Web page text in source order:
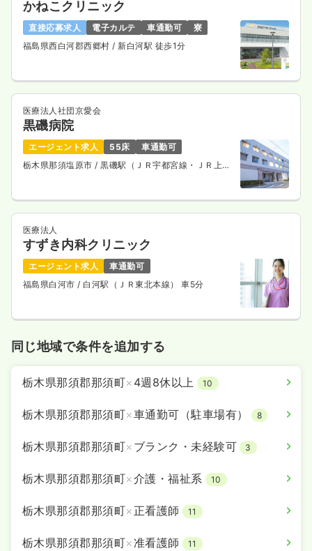
かねこクリニック
直接応募求人 電子カルテ 車通勤可
寮
福島県西白河郡西郷村 / 新白河駅 徒歩1分
医療法人社団京愛会
黒磯病院
エージェント求人 55床
車通勤可
栃木県那須塩原市 / 黒磯駅（ＪＲ宇都宮線・ＪＲ上野
医療法人
すずき内科クリニック
エージェント求人
車通勤可
福島県白河市 / 白河駅（ＪＲ東北本線） 車5分
同じ地域で条件を追加する
栃木県那須郡那須町× 4週8休以上 10
栃木県那須郡那須町×車通勤可（駐車場有） 8
栃木県那須郡那須町× ブランク・未経験可 3
栃木県那須郡那須町×介護・福祉系 10
栃木県那須郡那須町× 正看護師 11
栃木県那須郡那須町×准看護師 11